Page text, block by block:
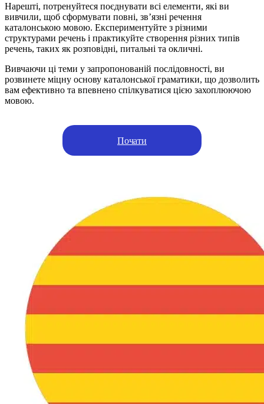
Нарешті, потренуйтеся поєднувати всі елементи, які ви
вивчили, щоб сформувати повні, зв’язні речення
каталонською мовою. Експериментуйте з різними
структурами речень і практикуйте створення різних типів
речень, таких як розповідні, питальні та окличні.
Вивчаючи ці теми у запропонованій послідовності, ви
розвинете міцну основу каталонської граматики, що дозволить
вам ефективно та впевнено спілкуватися цією захоплюючою
мовою.
Почати